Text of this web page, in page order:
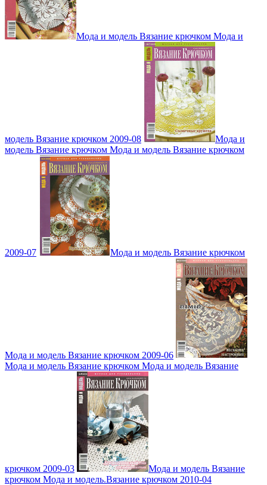
Мода и модель Вязание крючком Мода и
модель Вязание крючком 2009-08
Мода и
модель Вязание крючком Мода и модель Вязание крючком
2009-07 Мода и модель Вязание крючком
Мода и модель Вязание крючком 2009-06
Мода и модель Вязание крючком Мода и модель Вязание
крючком 2009-03
Мода и модель Вязание
крючком Мода и модель.Вязание крючком 2010-04